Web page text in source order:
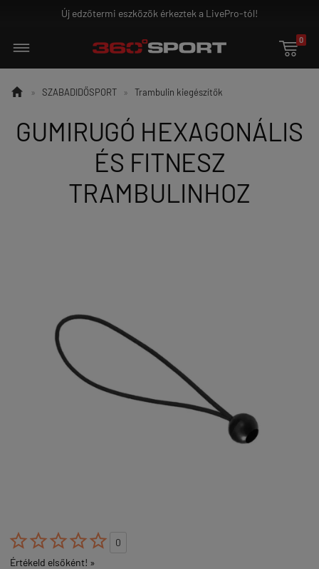
Új edzőtermi eszközök érkeztek a LivePro-tól!

0
 » SZABADIDŐSPORT » Trambulin kiegészítők
GUMIRUGÓ HEXAGONÁLIS
ÉS FITNESZ
TRAMBULINHOZ

0
Értékeld elsőként! »